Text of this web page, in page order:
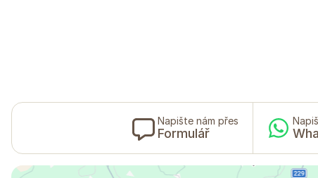
Napište nám přes
Formulář